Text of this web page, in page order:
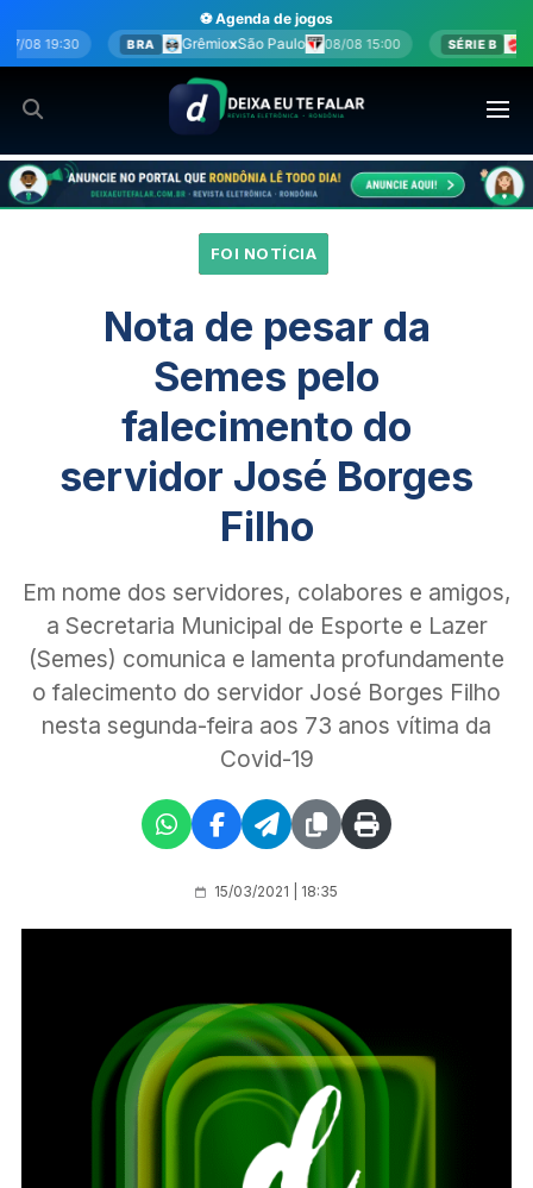
para
o
conteúdo
⚽ Agenda de jogos
xSão Paulo 08/08 15:00 SÉRIE B Vila Novax Sport 08/08
FOI NOTÍCIA
Nota de pesar da
Semes pelo
falecimento do
servidor José Borges
Filho
Em nome dos servidores, colabores e amigos,
a Secretaria Municipal de Esporte e Lazer
(Semes) comunica e lamenta profundamente
o falecimento do servidor José Borges Filho
nesta segunda-feira aos 73 anos vítima da
Covid-19
15/03/2021 | 18:35